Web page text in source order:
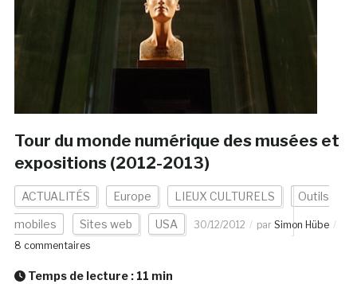
Tour du monde numérique des musées et
expositions (2012-2013)
ACTUALITÉS Europe LIEUX CULTURELS Outils
mobiles Sites web USA 30/12/2012 par Simon Hübe
8 commentaires
Temps de lecture : 11 min